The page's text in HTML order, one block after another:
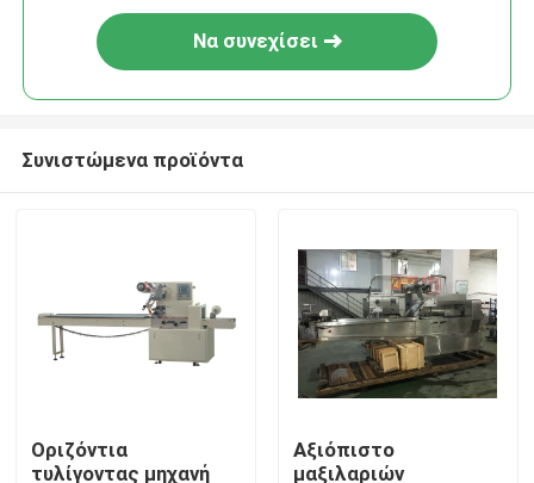
Να συνεχίσει
Συνιστώμενα προϊόντα
Οριζόντια
τυλίγοντας μηχανή
Αξιόπιστο
μαξιλαριών